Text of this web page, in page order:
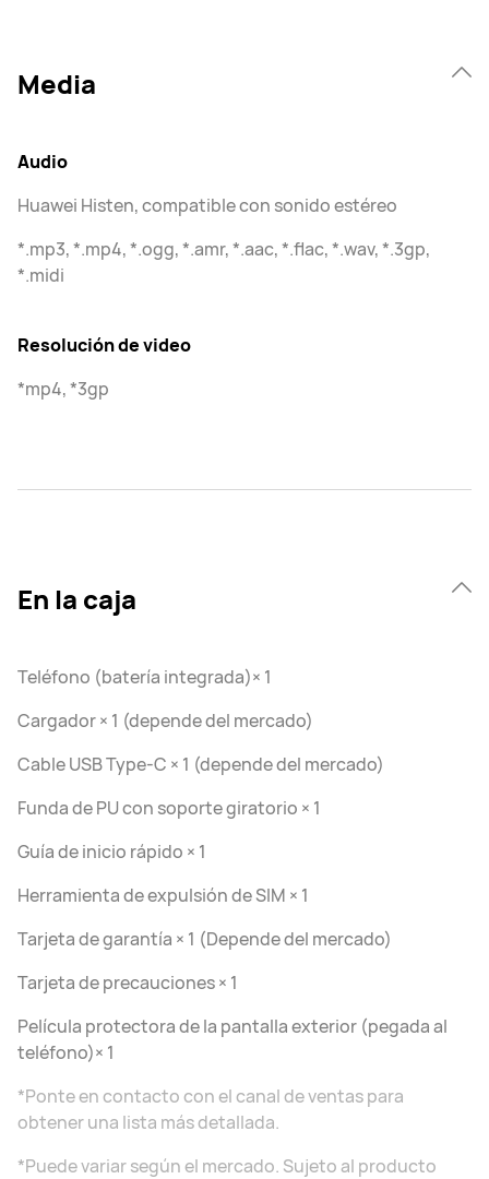
Media
Audio
Huawei Histen, compatible con sonido estéreo
*.mp3, *.mp4, *.ogg, *.amr, *.aac, *.flac, *.wav, *.3gp,
*.midi
Resolución de video
*mp4, *3gp
En la caja
Teléfono (batería integrada)× 1
Cargador × 1 (depende del mercado)
Cable USB Type-C × 1 (depende del mercado)
Funda de PU con soporte giratorio × 1
Guía de inicio rápido × 1
Herramienta de expulsión de SIM × 1
Tarjeta de garantía × 1 (Depende del mercado)
Tarjeta de precauciones × 1
Película protectora de la pantalla exterior (pegada al
teléfono)× 1
*Ponte en contacto con el canal de ventas para
obtener una lista más detallada.
*Puede variar según el mercado. Sujeto al producto